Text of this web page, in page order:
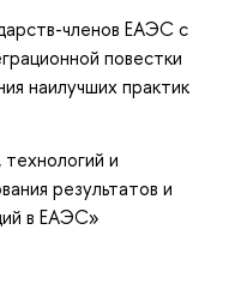
членов ЕАЭС с
повестки
наилучших практик
и
результатов и
в ЕАЭС»